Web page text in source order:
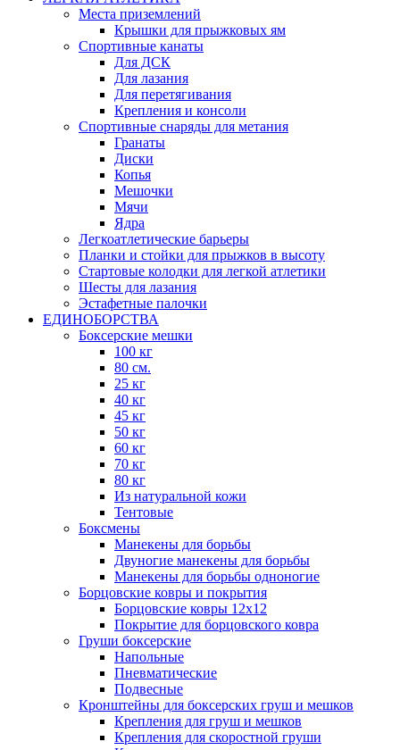
Места приземлений
Крышки для прыжковых ям
Спортивные канаты
Для ДСК
Для лазания
Для перетягивания
Крепления и консоли
Спортивные снаряды для метания
Гранаты
Диски
Копья
Мешочки
Мячи
Ядра
Легкоатлетические барьеры
Планки и стойки для прыжков в высоту
Стартовые колодки для легкой атлетики
Шесты для лазания
Эстафетные палочки
ЕДИНОБОРСТВА
Боксерские мешки
100 кг
80 см.
25 кг
40 кг
45 кг
50 кг
60 кг
70 кг
80 кг
Из натуральной кожи
Тентовые
Боксмены
Манекены для борьбы
Двуногие манекены для борьбы
Манекены для борьбы одноногие
Борцовские ковры и покрытия
Борцовские ковры 12х12
Покрытие для борцовского ковра
Груши боксерские
Напольные
Пневматические
Подвесные
Кронштейны для боксерских груш и мешков
Крепления для груш и мешков
Крепления для скоростной груши